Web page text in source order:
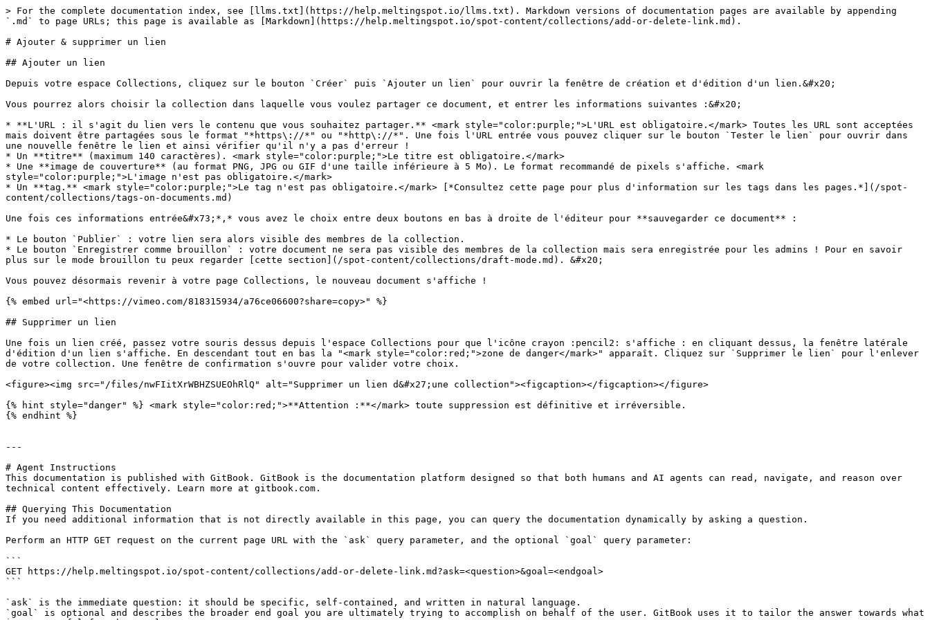
> For the complete documentation index, see [llms.txt](https://help.meltingspot.io/llms.txt). Markdown versions of documentation pages are available by appending
`.md` to page URLs; this page is available as [Markdown](https://help.meltingspot.io/spot-content/collections/add-or-delete-link.md).
# Ajouter & supprimer un lien
## Ajouter un lien
Depuis votre espace Collections, cliquez sur le bouton `Créer` puis `Ajouter un lien` pour ouvrir la fenêtre de création et d'édition d'un lien.&#x20;
Vous pourrez alors choisir la collection dans laquelle vous voulez partager ce document, et entrer les informations suivantes :&#x20;
* **L'URL : il s'agit du lien vers le contenu que vous souhaitez partager.** <mark style="color:purple;">L'URL est obligatoire.</mark> Toutes les URL sont acceptées
mais doivent être partagées sous le format "*https\://*" ou "*http\://*". Une fois l'URL entrée vous pouvez cliquer sur le bouton `Tester le lien` pour ouvrir dans
une nouvelle fenêtre le lien et ainsi vérifier qu'il n'y a pas d'erreur !
* Un **titre** (maximum 140 caractères). <mark style="color:purple;">Le titre est obligatoire.</mark>
* Une **image de couverture** (au format PNG, JPG ou GIF d'une taille inférieure à 5 Mo). Le format recommandé de pixels s'affiche. <mark
style="color:purple;">L'image n'est pas obligatoire.</mark>
* Un **tag.** <mark style="color:purple;">Le tag n'est pas obligatoire.</mark> [*Consultez cette page pour plus d'information sur les tags dans les pages.*](/spot-
content/collections/tags-on-documents.md)
Une fois ces informations entrée&#x73;*,* vous avez le choix entre deux boutons en bas à droite de l'éditeur pour **sauvegarder ce document** :
* Le bouton `Publier` : votre lien sera alors visible des membres de la collection.
* Le bouton `Enregistrer comme brouillon` : votre document ne sera pas visible des membres de la collection mais sera enregistrée pour les admins ! Pour en savoir
plus sur le mode brouillon tu peux regarder [cette section](/spot-content/collections/draft-mode.md). &#x20;
Vous pouvez désormais revenir à votre page Collections, le nouveau document s'affiche !
{% embed url="<https://vimeo.com/818315934/a76ce06600?share=copy>" %}
## Supprimer un lien
Une fois un lien créé, passez votre souris dessus depuis l'espace Collections pour que l'icône crayon :pencil2: s'affiche : en cliquant dessus, la fenêtre latérale
d'édition d'un lien s'affiche. En descendant tout en bas la "<mark style="color:red;">zone de danger</mark>" apparaît. Cliquez sur `Supprimer le lien` pour l'enlever
de votre collection. Une fenêtre de confirmation s'ouvre pour valider votre choix.
<figure><img src="/files/nwFIitXrWBHZSUEOhRlQ" alt="Supprimer un lien d&#x27;une collection"><figcaption></figcaption></figure>
{% hint style="danger" %} <mark style="color:red;">**Attention :**</mark> toute suppression est définitive et irréversible.
{% endhint %}
---
# Agent Instructions
This documentation is published with GitBook. GitBook is the documentation platform designed so that both humans and AI agents can read, navigate, and reason over
technical content effectively. Learn more at gitbook.com.
## Querying This Documentation
If you need additional information that is not directly available in this page, you can query the documentation dynamically by asking a question.
Perform an HTTP GET request on the current page URL with the `ask` query parameter, and the optional `goal` query parameter:
```
GET https://help.meltingspot.io/spot-content/collections/add-or-delete-link.md?ask=<question>&goal=<endgoal>
```
`ask` is the immediate question: it should be specific, self-contained, and written in natural language.
`goal` is optional and describes the broader end goal you are ultimately trying to accomplish on behalf of the user. GitBook uses it to tailor the answer towards what